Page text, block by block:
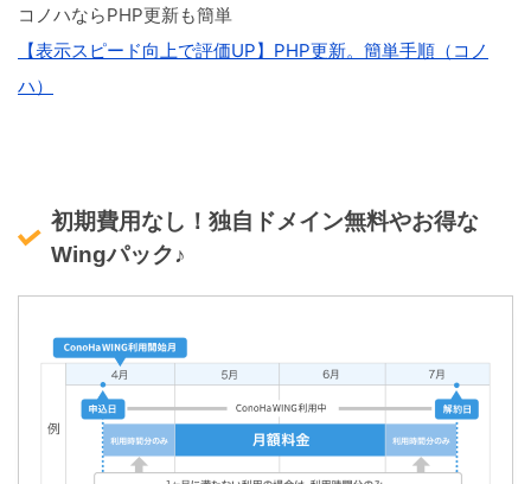
コノハならPHP更新も簡単
【表示スピード向上で評価UP】PHP更新。簡単手順（コノ
ハ）
初期費用なし！独自ドメイン無料やお得な
Wingパック♪